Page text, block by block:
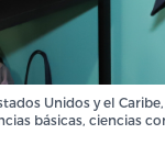
Unidos y el
básicas, ciencias